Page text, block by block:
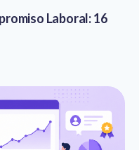
Laboral: 16